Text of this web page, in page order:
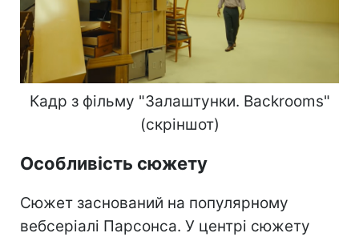
Кадр з фільму "Залаштунки. Backrooms"
(скріншот)
Особливість сюжету
Сюжет заснований на популярному
вебсеріалі Парсонса. У центрі сюжету